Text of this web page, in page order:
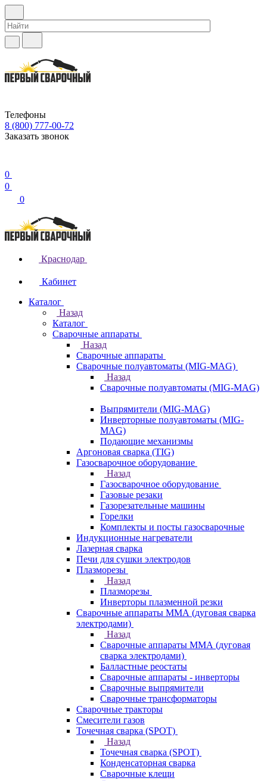
Телефоны
8 (800) 777-00-72
Заказать звонок
0
0
0
Краснодар
Кабинет
Каталог
Назад
Каталог
Сварочные аппараты
Назад
Сварочные аппараты
Сварочные полуавтоматы (MIG-MAG)
Назад
Сварочные полуавтоматы (MIG-MAG)
Выпрямители (MIG-MAG)
Инверторные полуавтоматы (MIG-
MAG)
Подающие механизмы
Аргоновая сварка (TIG)
Газосварочное оборудование
Назад
Газосварочное оборудование
Газовые резаки
Газорезательные машины
Горелки
Комплекты и посты газосварочные
Индукционные нагреватели
Лазерная сварка
Печи для сушки электродов
Плазморезы
Назад
Плазморезы
Инверторы плазменной резки
Сварочные аппараты ММА (дуговая сварка
электродами)
Назад
Сварочные аппараты ММА (дуговая
сварка электродами)
Балластные реостаты
Сварочные аппараты - инверторы
Сварочные выпрямители
Сварочные трансформаторы
Сварочные тракторы
Смесители газов
Точечная сварка (SPOT)
Назад
Точечная сварка (SPOT)
Конденсаторная сварка
Сварочные клещи